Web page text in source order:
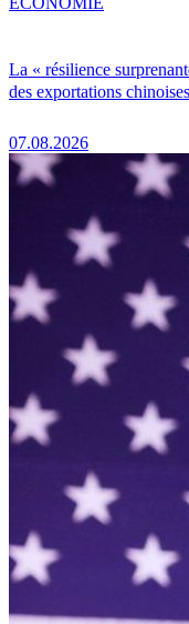
La « résilience
des exportations chinoises
07.08.2026